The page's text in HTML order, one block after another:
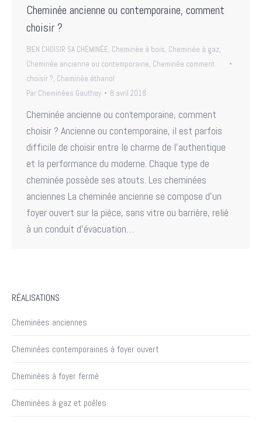
Cheminée ancienne ou contemporaine, comment
choisir ?
BIEN CHOISIR SA CHEMINÉE, Cheminée à bois, Cheminée à gaz,
Cheminée ancienne ou contemporaine, Cheminée comment
choisir ?, Cheminée éthanol
Par Cheminées Gauthey 8 avril 2018
Cheminée ancienne ou contemporaine, comment
choisir ? Ancienne ou contemporaine, il est parfois
difficile de choisir entre le charme de l’authentique
et la performance du moderne. Chaque type de
cheminée possède ses atouts. Les cheminées
anciennes La cheminée ancienne se compose d’un
foyer ouvert sur la pièce, sans vitre ou barrière, relié
à un conduit d’évacuation…
RÉALISATIONS
Cheminées anciennes
Cheminées contemporaines à foyer ouvert
Cheminées à foyer fermé
Cheminées à gaz et poêles